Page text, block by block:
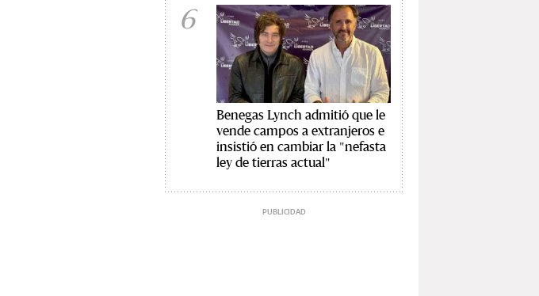
6
Benegas Lynch admitió que le
vende campos a extranjeros e
insistió en cambiar la "nefasta
ley de tierras actual"